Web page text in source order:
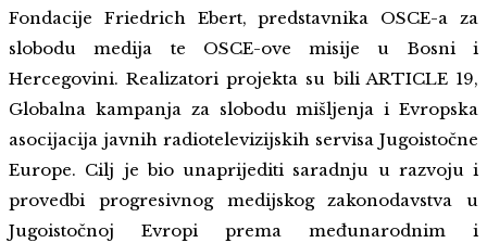
Fondacije Friedrich Ebert, predstavnika OSCE-a za
slobodu medija te OSCE-ove misije u Bosni i
Hercegovini. Realizatori projekta su bili ARTICLE 19,
Globalna kampanja za slobodu mišljenja i Evropska
asocijacija javnih radiotelevizijskih servisa Jugoistočne
Europe. Cilj je bio unaprijediti saradnju u razvoju i
provedbi progresivnog medijskog zakonodavstva u
Jugoistočnoj Evropi prema međunarodnim i